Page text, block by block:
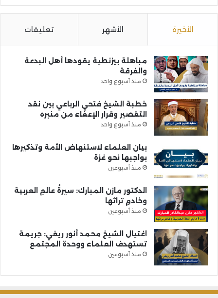
الأخيرة الأشهر تعليقات
مباهلة بيزنطية يقودها أهل البدعة
والفرقة
منذ أسبوع واحد
خطبة الشيخ فتحي الرباعي بين نقد
التقصير وقرار الإعفاء من منبره
منذ أسبوع واحد
بيان العلماء لاستنهاض الأمة وتذكيرها
بواجبها نحو غزة
منذ أسبوعين
الدكتور مازن المبارك: سيرةُ عالمِ العربية
وخادمِ تراثها
منذ أسبوعين
اغتيال الشيخ محمد أنور ريغي: جريمة
تستهدف العلماء ووحدة المجتمع
منذ أسبوعين